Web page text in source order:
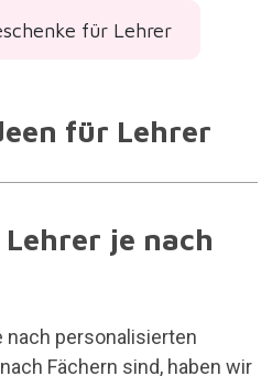
für Lehrer
für Lehrer
je nach
nach personalisierten
Fächern sind, haben wir